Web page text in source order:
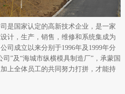
是国家认定的高新技术企业，是一家
计，生产，销售，维修和系统集成为
司成立以来分别于1996年及1999年分
”及“海城市纵横模具制造厂”，承蒙国
上全体员工的共同努力打拼，才能持